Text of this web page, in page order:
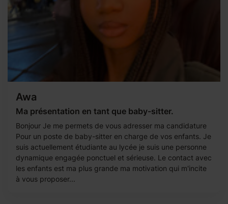
Awa
Ma présentation en tant que baby-sitter.
Bonjour Je me permets de vous adresser ma candidature
Pour un poste de baby-sitter en charge de vos enfants. Je
suis actuellement étudiante au lycée je suis une personne
dynamique engagée ponctuel et sérieuse. Le contact avec
les enfants est ma plus grande ma motivation qui m'incite
à vous proposer...